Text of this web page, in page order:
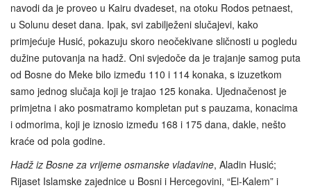
navodi da je proveo u Kairu dvadeset, na otoku Rodos petnaest,
u Solunu deset dana. Ipak, svi zabilježeni slučajevi, kako
primjećuje Husić, pokazuju skoro neočekivane sličnosti u pogledu
dužine putovanja na hadž. Oni svjedoče da je trajanje samog puta
od Bosne do Meke bilo između 110 i 114 konaka, s izuzetkom
samo jednog slučaja koji je trajao 125 konaka. Ujednačenost je
primjetna i ako posmatramo kompletan put s pauzama, konacima
i odmorima, koji je iznosio između 168 i 175 dana, dakle, nešto
kraće od pola godine.
Hadž iz Bosne za vrijeme osmanske vladavine, Aladin Husić;
Rijaset Islamske zajednice u Bosni i Hercegovini, “El-Kalem” i